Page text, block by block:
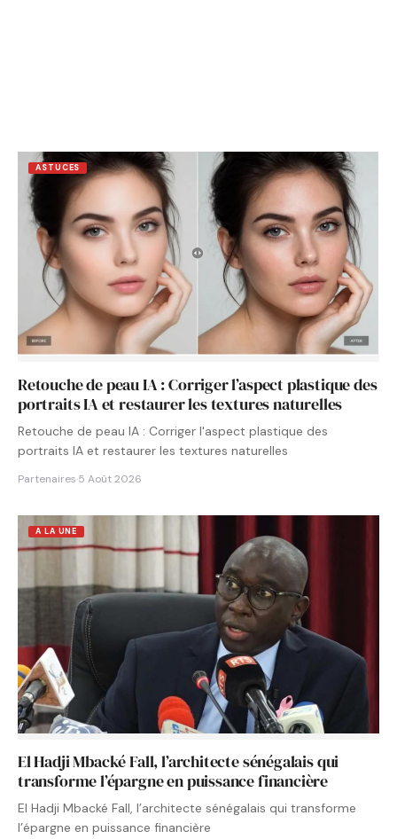
ASTUCES
Retouche de peau IA : Corriger l’aspect plastique des
portraits IA et restaurer les textures naturelles
Retouche de peau IA : Corriger l'aspect plastique des
portraits IA et restaurer les textures naturelles
Partenaires·5 Août 2026
A LA UNE
El Hadji Mbacké Fall, l’architecte sénégalais qui
transforme l’épargne en puissance financière
El Hadji Mbacké Fall, l’architecte sénégalais qui transforme
l’épargne en puissance financière